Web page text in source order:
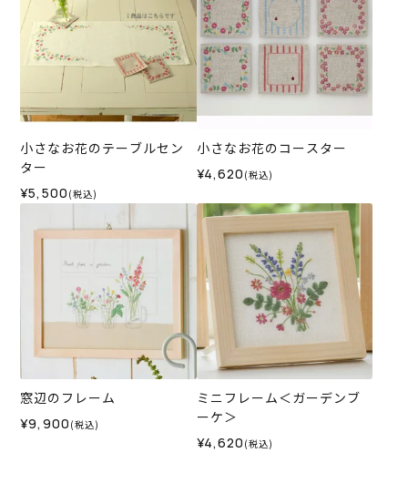
小さなお花のテーブルセン
ター
¥5,500 (税込)
小さなお花のコースター
¥4,620 (税込)
窓辺のフレーム
¥9,900 (税込)
ミニフレーム＜ガーデンブ
ーケ＞
¥4,620 (税込)